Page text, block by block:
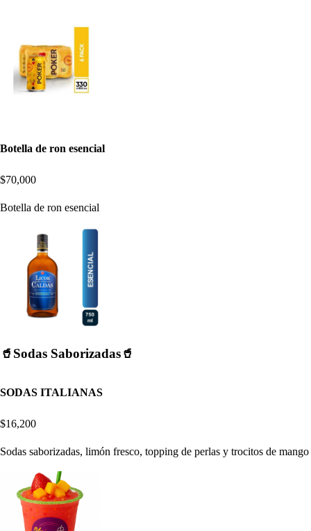
Botella de ron esencial
$70,000
Botella de ron esencial
🥤Sodas Saborizadas🥤
SODAS ITALIANAS
$16,200
Sodas saborizadas, limón fresco, topping de perlas y trocitos de mango